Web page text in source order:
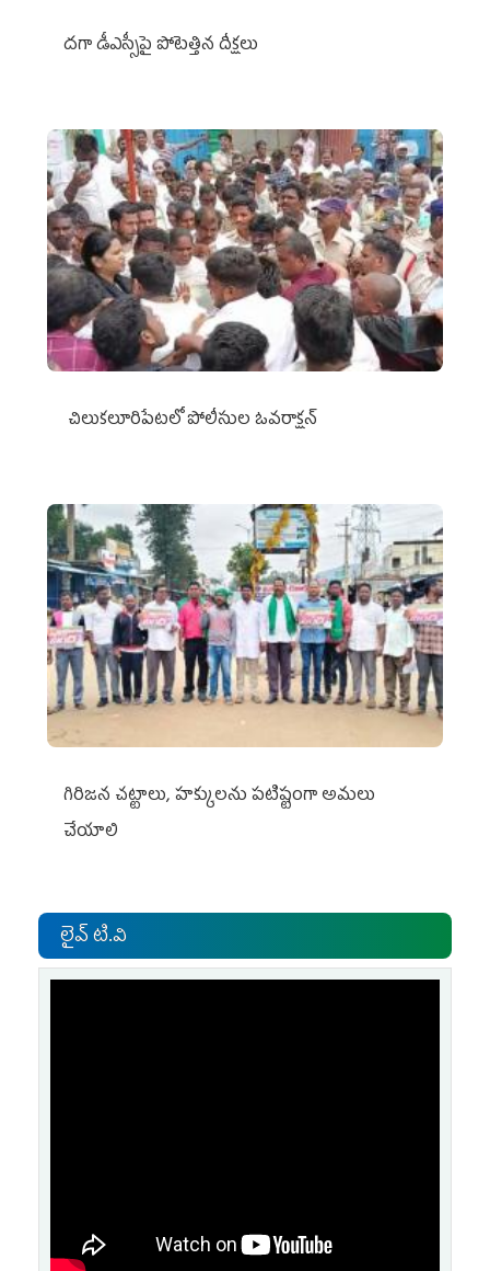
దగా డీఎస్సీపై పోటెత్తిన దీక్షలు
చిలుక‌లూరిపేట‌లో పోలీసుల ఓవ‌రాక్ష‌న్‌
గిరిజన చట్టాలు, హక్కులను పటిష్టంగా అమలు
చేయాలి
లైవ్ టి.వి